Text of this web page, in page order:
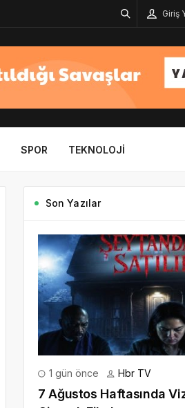
Giriş
SPOR TEKNOLOJI
Son Yazılar
1 gün önce Hbr TV
7 Ağustos Haftasında